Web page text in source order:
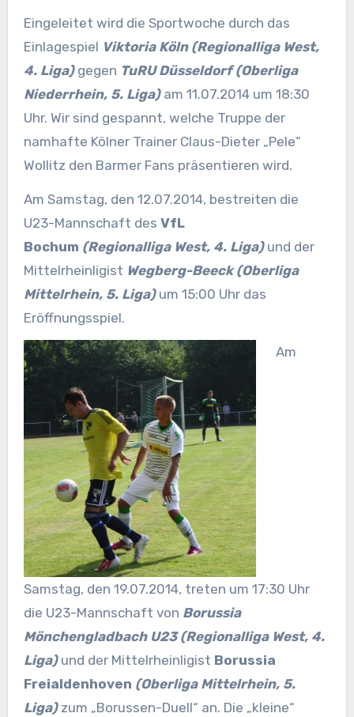
Eingeleitet wird die Sportwoche durch das
Einlagespiel Viktoria Köln (Regionalliga West,
4. Liga)gegen TuRU Düsseldorf (Oberliga
Niederrhein, 5. Liga)am 11.07.2014 um 18:30
Uhr. Wir sind gespannt, welche Truppe der
namhafte Kölner Trainer Claus-Dieter „Pele“
Wollitz den Barmer Fans präsentieren wird.
Am Samstag, den 12.07.2014, bestreiten die
U23-Mannschaft des VfL
Bochum (Regionalliga West, 4. Liga)und der
Mittelrheinligist Wegberg-Beeck(Oberliga
Mittelrhein, 5. Liga)um 15:00 Uhr das
Eröffnungsspiel.
Am
Samstag, den 19.07.2014, treten um 17:30 Uhr
die U23-Mannschaft von Borussia
Mönchengladbach U23(Regionalliga West, 4.
Liga)und der Mittelrheinligist Borussia
Freialdenhoven (Oberliga Mittelrhein, 5.
Liga)zum „Borussen-Duell“ an. Die „kleine“